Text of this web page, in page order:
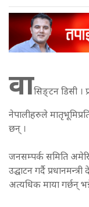
वासिङ्टन डिसी ।
नेपालीहरुले
छन् ।
जनसम्पर्क समिति
उद्घाटन गर्दै
अत्यधिक माया गर्छन्